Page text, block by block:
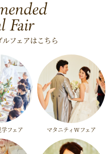
Fair
フェアはこちら
フェア マタニティWフェア